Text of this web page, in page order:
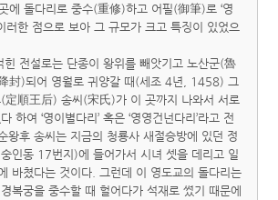
에 돌다리로 중수(重修)하고 어필(御筆)로 ‘영
러한 점으로 보아 그 규모가 크고 특징이 있었으
힌 전설로는 단종이 왕위를 빼앗기고 노산군(魯
封)되어 영월로 귀양갈 때(세조 4년, 1458) 그
定順王后) 송씨(宋氏)가 이 곳까지 나와서 서로
하여 ‘영이별다리’ 혹은 ‘영영건넌다리’라고 전
왕후 송씨는 지금의 청룡사 새절승방에 있던 정
인동 17번지)에 들어가서 시녀 셋을 데리고 일
바쳤다는 것이다. 그런데 이 영도교의 돌다리는
복궁을 중수할 때 헐어다가 석재로 썼기 때문에